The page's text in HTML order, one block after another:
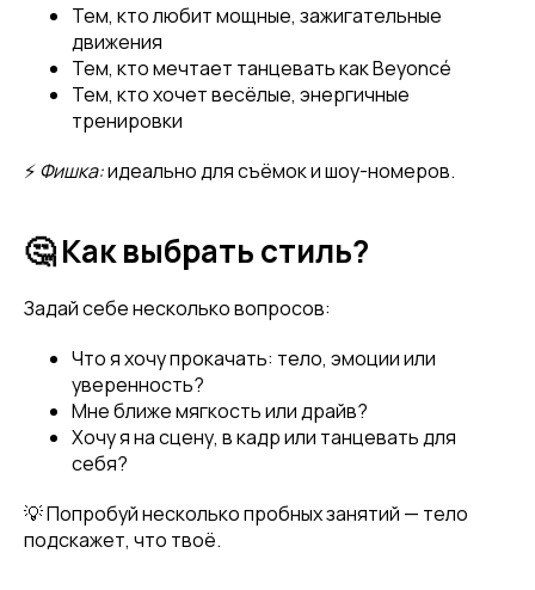
Тем, кто любит мощные, зажигательные
движения
Тем, кто мечтает танцевать как Beyoncé
Тем, кто хочет весёлые, энергичные
тренировки
⚡Фишка:идеально для съёмок и шоу-номеров.
🤔 Как выбрать стиль?
Задай себе несколько вопросов:
Что я хочу прокачать: тело, эмоции или
уверенность?
Мне ближе мягкость или драйв?
Хочу я на сцену, в кадр или танцевать для
себя?
💡 Попробуй несколько пробных занятий — тело
подскажет, что твоё.